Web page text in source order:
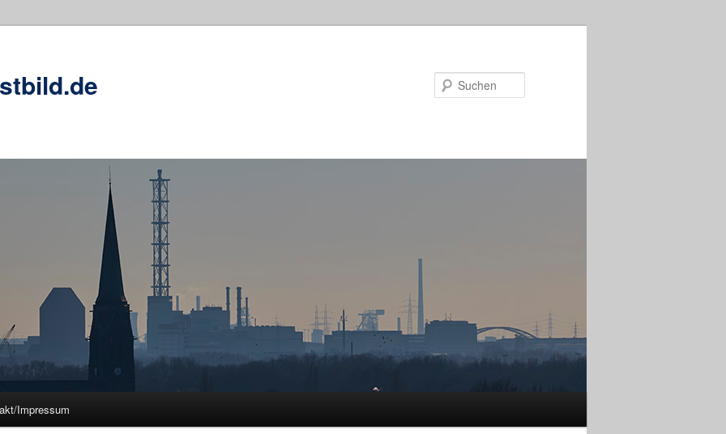
Impressum